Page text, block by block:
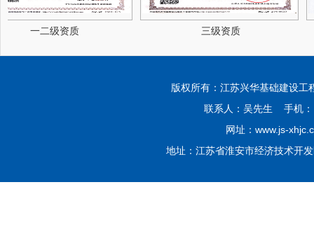
一二级资质 三级资质
版权所有：江苏兴华基础建设
联系人：吴先生 手机
网址：www.js-
地址：江苏省淮安市经济技术开